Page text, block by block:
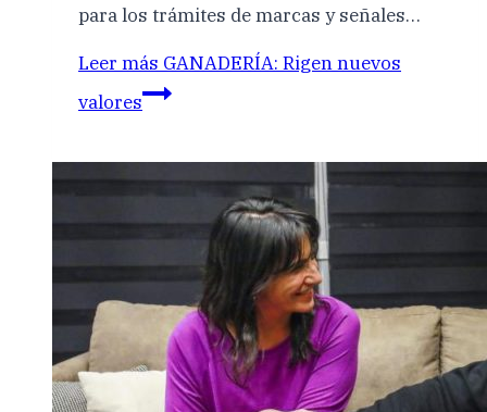
para los trámites de marcas y señales…
Leer más GANADERÍA: Rigen nuevos
valores